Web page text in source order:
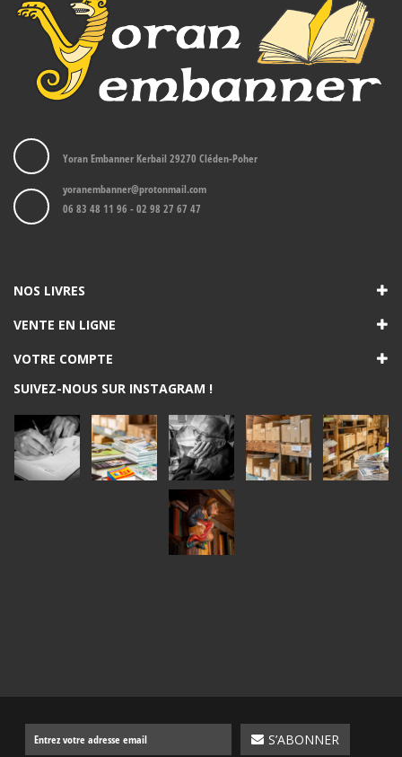
Yoran Embanner Kerbail 29270 Cléden-Poher
yoranembanner@protonmail.com
06 83 48 11 96 - 02 98 27 67 47
NOS LIVRES
VENTE EN LIGNE
VOTRE COMPTE
SUIVEZ-NOUS SUR INSTAGRAM !